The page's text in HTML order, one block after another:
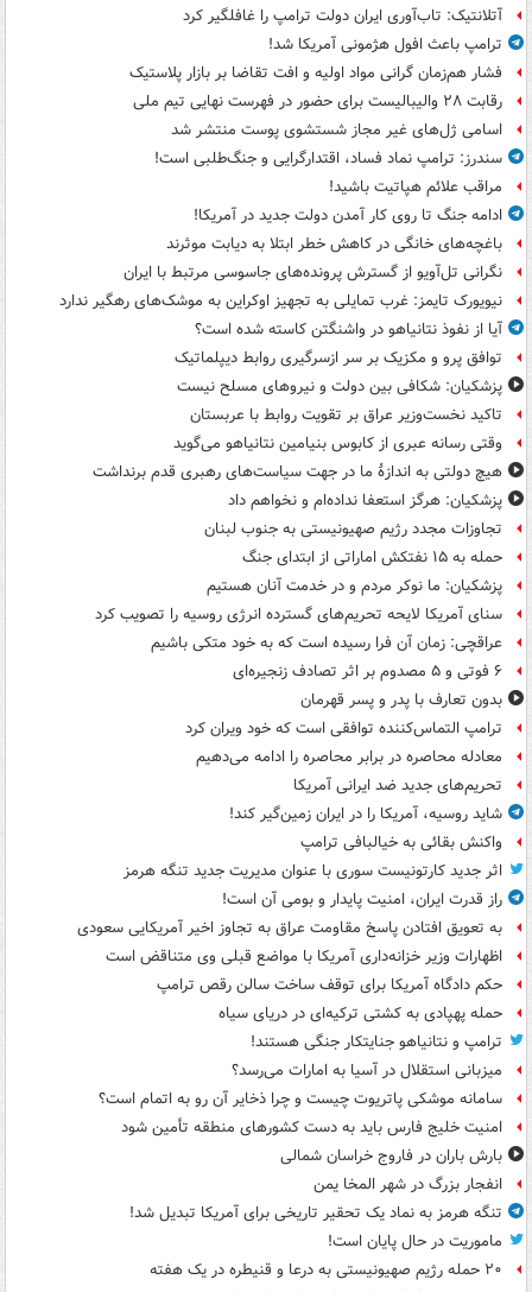
آتلانتیک: تاب‌آوری ایران دولت ترامپ را غافلگیر کرد
ترامپ باعث افول هژمونی آمریکا شد!
فشار هم‌زمان گرانی مواد اولیه و افت تقاضا بر بازار پلاستیک
رقابت ۲۸ والیبالیست برای حضور در فهرست نهایی تیم ملی
اسامی ژل‌های غیر مجاز شستشوی پوست منتشر شد
سندرز: ترامپ نماد فساد، اقتدارگرایی و جنگ‌طلبی است!
مراقب علائم هپاتیت باشید!
ادامه جنگ تا روی کار آمدن دولت جدید در آمریکا!
باغچه‌های خانگی در کاهش خطر ابتلا به دیابت موثرند
نگرانی تل‌آویو از گسترش پرونده‌های جاسوسی مرتبط با ایران
نیویورک تایمز: غرب تمایلی به تجهیز اوکراین به موشک‌های رهگیر ندارد
آیا از نفوذ نتانیاهو در واشنگتن کاسته شده است؟
توافق پرو و مکزیک بر سر ازسرگیری روابط دیپلماتیک
پزشکیان: شکافی بین دولت و نیروهای مسلح نیست
تاکید نخست‌وزیر عراق بر تقویت روابط با عربستان
وقتی رسانه عبری از کابوس بنیامین نتانیاهو می‌گوید
هیچ دولتی به اندازۀ ما در جهت سیاست‌های رهبری قدم برنداشت
پزشکیان: هرگز استعفا نداده‌ام و نخواهم داد
تجاوزات مجدد رژیم صهیونیستی به جنوب لبنان
حمله به ۱۵ نفتکش‌ اماراتی از ابتدای جنگ
پزشکیان: ما نوکر مردم و در خدمت آنان هستیم
سنای آمریکا لایحه تحریم‌های گسترده انرژی روسیه را تصویب کرد
عراقچی: زمان آن فرا رسیده است که به خود متکی باشیم
۶ فوتی و ۵ مصدوم بر اثر تصادف زنجیره‌ای
بدون تعارف با پدر و پسر قهرمان
ترامپ التماس‌کننده توافقی است که خود ویران کرد
معادله محاصره در برابر محاصره را ادامه می‌دهیم
تحریم‌های جدید ضد ایرانی آمریکا
شاید روسیه، آمریکا را در ایران زمین‌گیر کند!
واکنش بقائی به خیالبافی ترامپ
اثر جدید کارتونیست سوری با عنوان مدیریت جدید تنگه هرمز
راز قدرت ایران، امنیت پایدار و بومی آن است!
به تعویق افتادن پاسخ مقاومت عراق به تجاوز اخیر آمریکایی سعودی
اظهارات وزیر خزانه‌داری آمریکا با مواضع قبلی وی متناقض است
حکم دادگاه آمریکا برای توقف ساخت سالن رقص ترامپ
حمله پهپادی به کشتی ترکیه‌ای در دریای سیاه
ترامپ و نتانیاهو جنایتکار جنگی هستند!
میزبانی استقلال در آسیا به امارات می‌رسد؟
سامانه موشکی پاتریوت چیست و چرا ذخایر آن رو به اتمام است؟
امنیت خلیج فارس باید به دست کشورهای منطقه تأمین شود
بارش باران در فاروج خراسان شمالی
انفجار بزرگ در شهر المخا یمن
تنگه هرمز به نماد یک تحقیر تاریخی برای آمریکا تبدیل شد!
ماموریت در حال پایان است!
۲۰ حمله رژیم صهیونیستی به درعا و قنیطره در یک هفته